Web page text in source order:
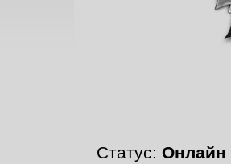
Статус: Онлайн